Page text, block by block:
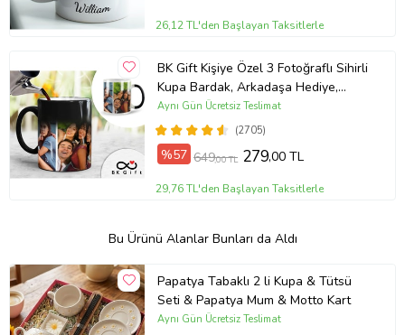
26,12 TL'den Başlayan Taksitlerle
BK Gift Kişiye Özel 3 Fotoğraflı Sihirli
Kupa Bardak, Arkadaşa Hediye,
Sevgiliye Hediye
(2705)
Aynı Gün Ücretsiz Teslimat
%57 649,00 TL 279,00 TL
29,76 TL'den Başlayan Taksitlerle
Bu Ürünü Alanlar Bunları da Aldı
Papatya Tabaklı 2 li Kupa & Tütsü
Seti & Papatya Mum & Motto Kart
Aynı Gün Ücretsiz Teslimat